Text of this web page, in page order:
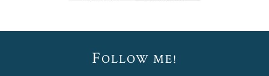
FOLLOW ME!